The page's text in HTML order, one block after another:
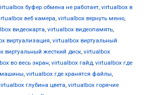
буфер обмена не работает, virtualbox в
веб камера, virtualbox вернуть меню,
видеокарта, virtualbox видеопамять,
виртуализация, virtualbox виртуальный
виртуальный жесткий диск, virtualbox
во весь экран, virtualbox гайд, virtualbox где
машины, virtualbox где хранятся файлы,
глубина цвета, virtualbox горячие